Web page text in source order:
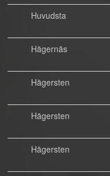
Huvudsta
Hägernäs
Hägersten
Hägersten
Hägersten